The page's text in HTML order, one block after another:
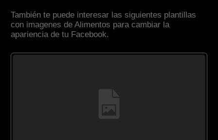
También te puede interesar las siguientes plantillas
con imagenes de Alimentos para cambiar la
apariencia de tu Facebook.